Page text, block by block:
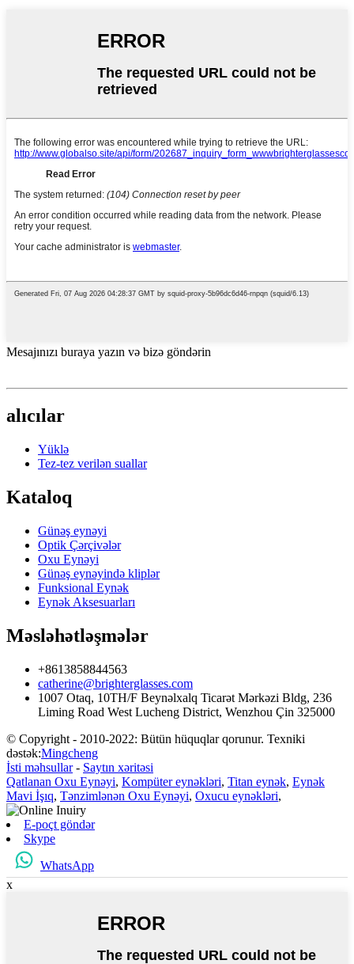
Mesajınızı buraya yazın və bizə göndərin
alıcılar
Yüklə
Tez-tez verilən suallar
Kataloq
Günəş eynəyi
Optik Çərçivələr
Oxu Eynəyi
Günəş eynəyində kliplər
Funksional Eynək
Eynək Aksesuarları
Məsləhətləşmələr
+8613858844563
catherine@brighterglasses.com
1007 Otaq, 10TH/F Beynəlxalq Ticarət Mərkəzi Bldg, 236
Liming Road West Lucheng District, Wenzhou Çin 325000
© Copyright - 2010-2022: Bütün hüquqlar qorunur. Texniki
dəstək:Mingcheng
İsti məhsullar- Saytın xəritəsi
Qatlanan Oxu Eynəyi, Kompüter eynəkləri, Titan eynək, Eynək
Mavi İşıq, Tənzimlənən Oxu Eynəyi, Oxucu eynəkləri,
E-poçt göndər
Skype
WhatsApp
x